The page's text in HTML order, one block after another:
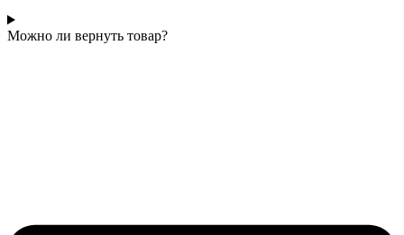
Можно ли вернуть товар?